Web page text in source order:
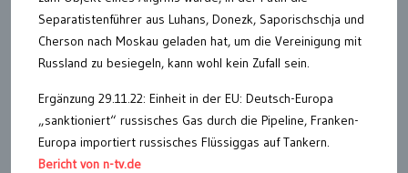
Separatistenführer aus Luhans, Donezk, Saporischschja und
Cherson nach Moskau geladen hat, um die Vereinigung mit
Russland zu besiegeln, kann wohl kein Zufall sein.
Ergänzung 29.11.22: Einheit in der EU: Deutsch-Europa
„sanktioniert“ russisches Gas durch die Pipeline, Franken-
Europa importiert russisches Flüssiggas auf Tankern.
Bericht von n-tv.de